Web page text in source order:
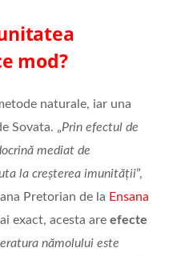
mod?
naturale, iar una
Sovata. „Prin efectul de
mediat de
la creșterea imunității”,
Pretorian de la Ensana
exact, acesta are efecte
nămolului este